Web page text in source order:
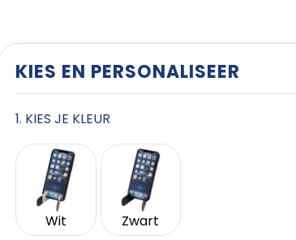
KIES EN PERSONALISEER
1. KIES JE KLEUR
Wit Zwart